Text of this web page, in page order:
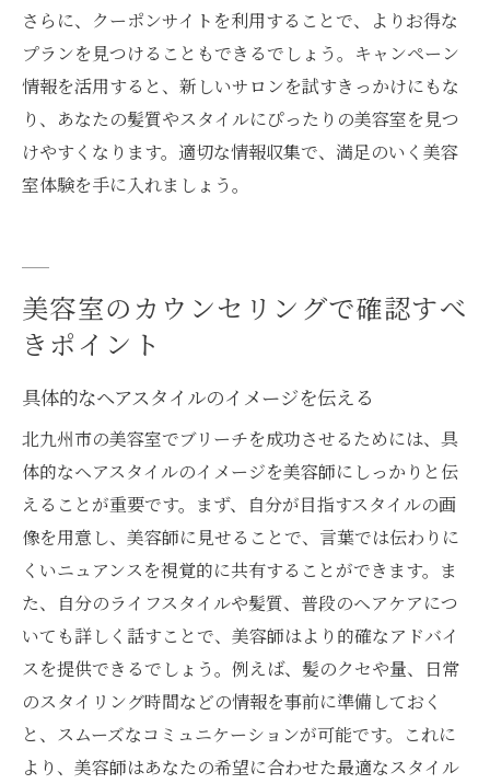
さらに、クーポンサイトを利用することで、よりお得な
プランを見つけることもできるでしょう。キャンペーン
情報を活用すると、新しいサロンを試すきっかけにもな
り、あなたの髪質やスタイルにぴったりの美容室を見つ
けやすくなります。適切な情報収集で、満足のいく美容
室体験を手に入れましょう。
美容室のカウンセリングで確認すべ
きポイント
具体的なヘアスタイルのイメージを伝える
北九州市の美容室でブリーチを成功させるためには、具
体的なヘアスタイルのイメージを美容師にしっかりと伝
えることが重要です。まず、自分が目指すスタイルの画
像を用意し、美容師に見せることで、言葉では伝わりに
くいニュアンスを視覚的に共有することができます。ま
た、自分のライフスタイルや髪質、普段のヘアケアにつ
いても詳しく話すことで、美容師はより的確なアドバイ
スを提供できるでしょう。例えば、髪のクセや量、日常
のスタイリング時間などの情報を事前に準備しておく
と、スムーズなコミュニケーションが可能です。これに
より、美容師はあなたの希望に合わせた最適なスタイル